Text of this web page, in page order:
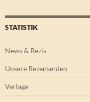
STATISTIK
News & Rezis
Unsere Rezensenten
Verlage